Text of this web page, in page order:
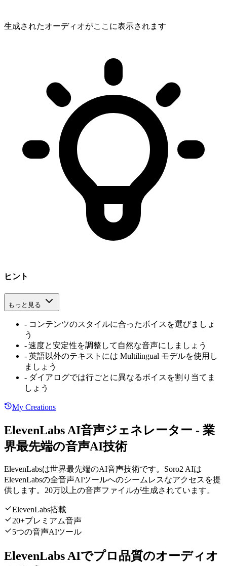
生成されたオーディオがここに表示されます
ヒント
もっと見る
- コンテンツのスタイルに合ったボイスを選びましょ
う
-速度と安定性を調整して自然な音声にしましょう
- 英語以外のテキストには Multilingual モデルを使用し
ましょう
- ダイアログでは行ごとに異なるボイスを割り当てま
しょう
My Creations
ElevenLabs AI音声ジェネレーター - 業
界最先端の音声AI技術
ElevenLabsは世界最先端のAI音声技術です。Soro2 AIは
ElevenLabsの全音声AIツールへのシームレスなアクセスを提
供します。20万以上の音声ファイルが生成されています。
ElevenLabs搭載
20+プレミアム音声
5つの音声AIツール
ElevenLabs AIでプロ品質のオーディオ